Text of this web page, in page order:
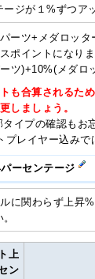
ジが１%ずつア
ーツ+メダロッタ
ポイントになりま
ツ)+10%(メダロ
も合算されるた
しましょう。
イプの確認もお
レイヤー込みで
パーセンテージ
に関わらず上昇%
上
ン